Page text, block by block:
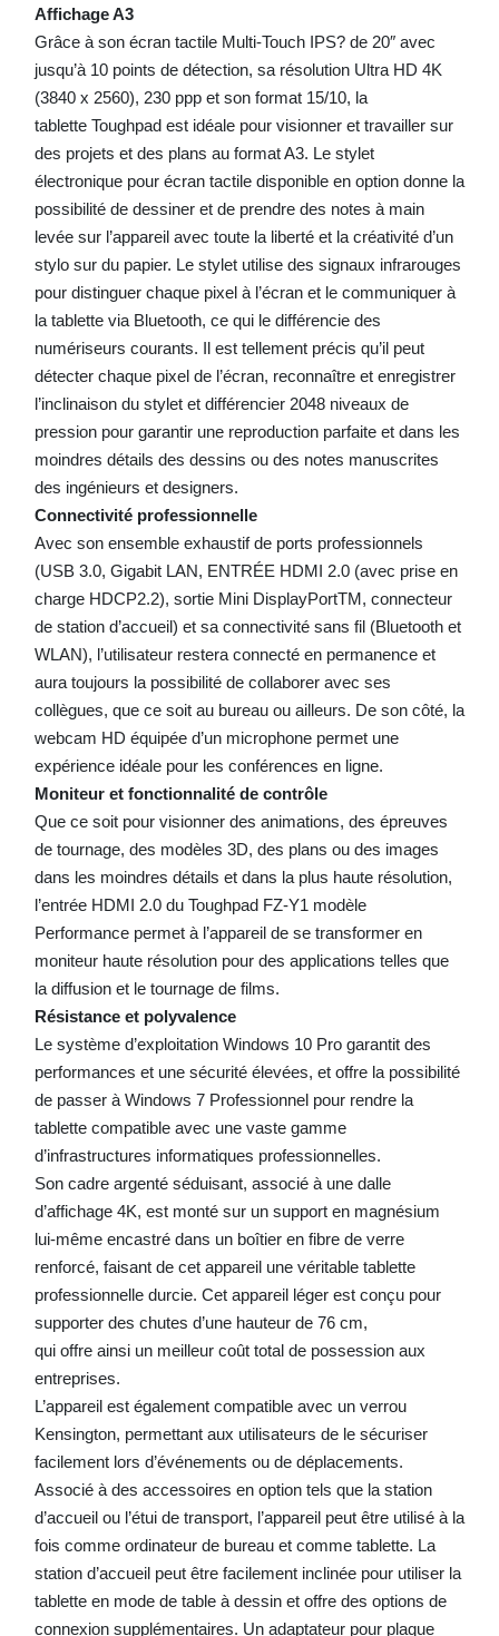
Affichage A3
Grâce à son écran tactile Multi-Touch IPS? de 20″ avec
jusqu’à 10 points de détection, sa résolution Ultra HD 4K
(3840 x 2560), 230 ppp et son format 15/10, la
tablette Toughpad est idéale pour visionner et travailler sur
des projets et des plans au format A3. Le stylet
électronique pour écran tactile disponible en option donne la
possibilité de dessiner et de prendre des notes à main
levée sur l’appareil avec toute la liberté et la créativité d’un
stylo sur du papier. Le stylet utilise des signaux infrarouges
pour distinguer chaque pixel à l’écran et le communiquer à
la tablette via Bluetooth, ce qui le différencie des
numériseurs courants. Il est tellement précis qu’il peut
détecter chaque pixel de l’écran, reconnaître et enregistrer
l’inclinaison du stylet et différencier 2048 niveaux de
pression pour garantir une reproduction parfaite et dans les
moindres détails des dessins ou des notes manuscrites
des ingénieurs et designers.
Connectivité professionnelle
Avec son ensemble exhaustif de ports professionnels
(USB 3.0, Gigabit LAN, ENTRÉE HDMI 2.0 (avec prise en
charge HDCP2.2), sortie Mini DisplayPortTM, connecteur
de station d’accueil) et sa connectivité sans fil (Bluetooth et
WLAN), l’utilisateur restera connecté en permanence et
aura toujours la possibilité de collaborer avec ses
collègues, que ce soit au bureau ou ailleurs. De son côté, la
webcam HD équipée d’un microphone permet une
expérience idéale pour les conférences en ligne.
Moniteur et fonctionnalité de contrôle
Que ce soit pour visionner des animations, des épreuves
de tournage, des modèles 3D, des plans ou des images
dans les moindres détails et dans la plus haute résolution,
l’entrée HDMI 2.0 du Toughpad FZ-Y1 modèle
Performance permet à l’appareil de se transformer en
moniteur haute résolution pour des applications telles que
la diffusion et le tournage de films.
Résistance et polyvalence
Le système d’exploitation Windows 10 Pro garantit des
performances et une sécurité élevées, et offre la possibilité
de passer à Windows 7 Professionnel pour rendre la
tablette compatible avec une vaste gamme
d’infrastructures informatiques professionnelles.
Son cadre argenté séduisant, associé à une dalle
d’affichage 4K, est monté sur un support en magnésium
lui-même encastré dans un boîtier en fibre de verre
renforcé, faisant de cet appareil une véritable tablette
professionnelle durcie. Cet appareil léger est conçu pour
supporter des chutes d’une hauteur de 76 cm,
qui offre ainsi un meilleur coût total de possession aux
entreprises.
L’appareil est également compatible avec un verrou
Kensington, permettant aux utilisateurs de le sécuriser
facilement lors d’événements ou de déplacements.
Associé à des accessoires en option tels que la station
d’accueil ou l’étui de transport, l’appareil peut être utilisé à la
fois comme ordinateur de bureau et comme tablette. La
station d’accueil peut être facilement inclinée pour utiliser la
tablette en mode de table à dessin et offre des options de
connexion supplémentaires. Un adaptateur pour plaque